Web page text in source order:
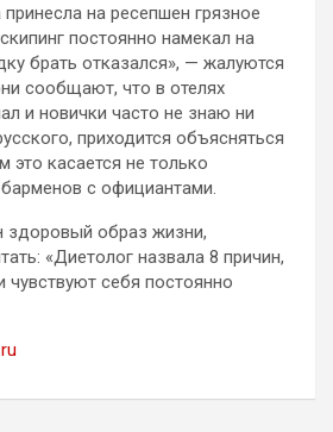
принесла на ресепшен грязное
постоянно намекал на
брать отказался», — жалуются
сообщают, что в отелях
и новички часто не знаю ни
приходится объясняться
это касается не только
с официантами.
здоровый образ жизни,
«Диетолог назвала 8 причин,
себя постоянно